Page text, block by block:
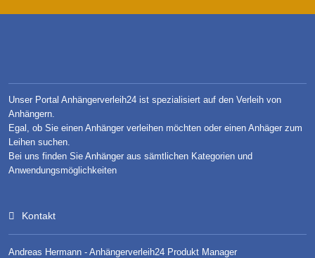
Unser Portal Anhängerverleih24 ist spezialisiert auf den Verleih von
Anhängern.
Egal, ob Sie einen Anhänger verleihen möchten oder einen Anhäger zum
Leihen suchen.
Bei uns finden Sie Anhänger aus sämtlichen Kategorien und
Anwendungsmöglichkeiten
Kontakt
Andreas Hermann - Anhängerverleih24 Produkt Manager